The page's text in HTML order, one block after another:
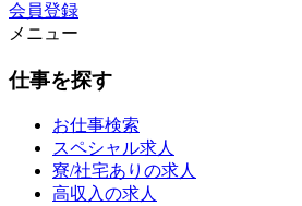
会員登録
メニュー
仕事を探す
お仕事検索
スペシャル求人
寮/社宅ありの求人
高収入の求人